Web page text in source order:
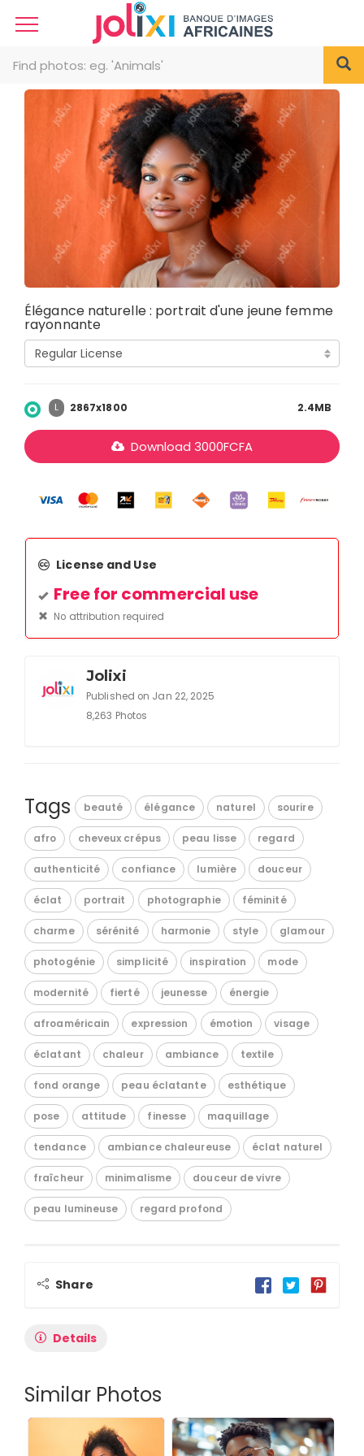
Élégance naturelle : portrait d'une jeune femme
rayonnante
L 2867x1800 2.4MB
Download 3000FCFA
License and Use
Free for commercial use
No attribution required
Jolixi
Published on Jan 22, 2025
8,263 Photos
Tags beauté élégance naturel sourire
afro cheveux crépus peau lisse regard
authenticité confiance lumière douceur
éclat portrait photographie féminité
charme sérénité harmonie style glamour
photogénie simplicité inspiration mode
modernité fierté jeunesse énergie
afroaméricain expression émotion visage
éclatant chaleur ambiance textile
fond orange peau éclatante esthétique
pose attitude finesse maquillage
tendance ambiance chaleureuse éclat naturel
fraîcheur minimalisme douceur de vivre
peau lumineuse regard profond
Share
Details
Similar Photos